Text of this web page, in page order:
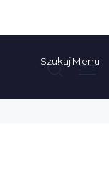
SzukajMenu